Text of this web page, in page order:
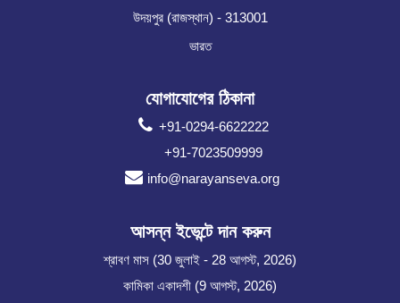
উদয়পুর (রাজস্থান) - 313001
ভারত
যোগাযোগের ঠিকানা
+91-0294-6622222
+91-7023509999
info@narayanseva.org
আসন্ন ইভেন্টে দান করুন
শ্রাবণ মাস (30 জুলাই - 28 আগস্ট, 2026)
কামিকা একাদশী (9 আগস্ট, 2026)